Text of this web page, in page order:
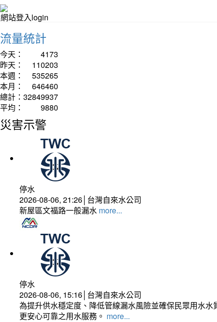
網站登入login
流量統計
今天：
4173
昨天：
110203
本週：
535265
本月：
646460
總計： 32849937
平均：
9880
災害示警
停水
2026-08-06, 21:26│台灣自來水公司
新屋區文福路一般漏水 more...
停水
2026-08-06, 15:16│台灣自來水公司
為提升供水穩定度、降低管線漏水風險並確保民眾用水
更安心可靠之用水服務。 more...